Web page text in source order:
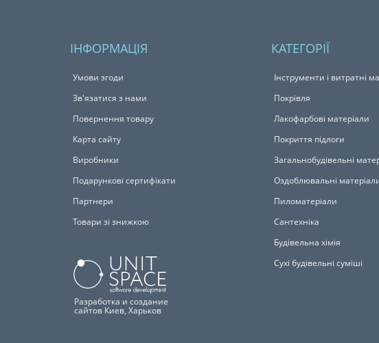
ІНФОРМАЦІЯ
Умови згоди
Зв'язатися з нами
Повернення товару
Карта сайту
Виробники
Подарункові сертифікати
Партнери
Товари зі знижкою
Разработка и создание
сайтов Киев, Харьков
КАТЕГОРІЇ
Інструменти і витратні
Покрівля
Лакофарбові матеріали
Покриття підлоги
Загальнобудівельні
Оздоблювальні
Пиломатеріали
Сантехніка
Будівельна хімія
Сухі будівельні суміші